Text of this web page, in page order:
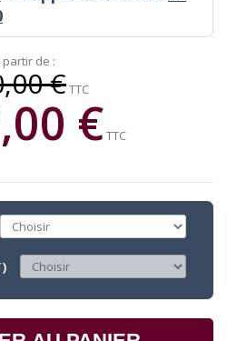
partir de :
€TTC
€TTC